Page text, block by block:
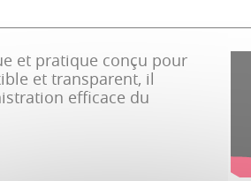
et pratique conçu pour
et transparent, il
efficace du